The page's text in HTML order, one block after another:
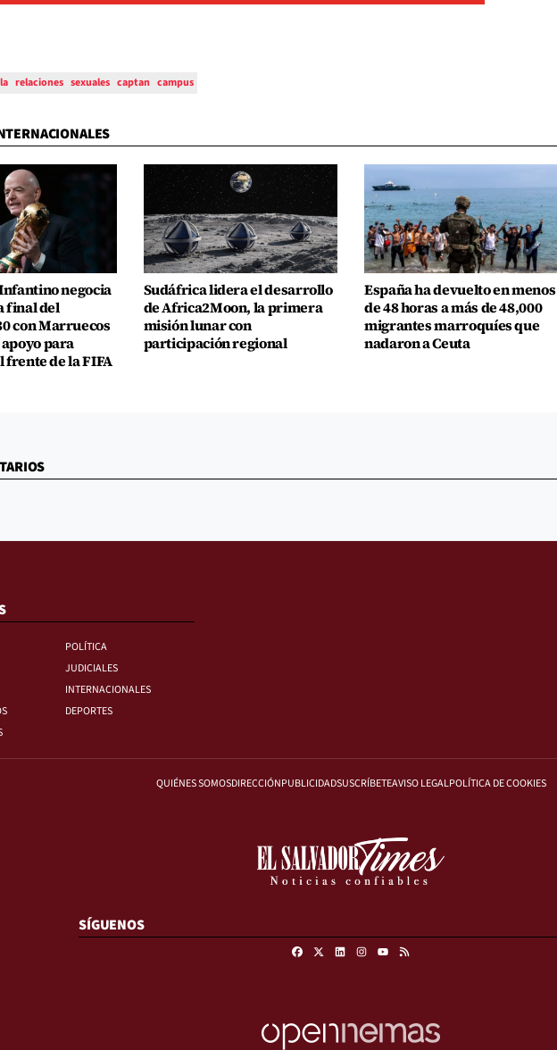
relaciones sexuales captan campus
negocia
final del
con Marruecos
para
de la FIFA
Sudáfrica lidera el desarrollo
de Africa2Moon, la primera
misión lunar con
participación regional
España ha devuelto en menos
de 48 horas a más de 48,000
migrantes marroquíes que
nadaron a Ceuta
POLÍTICA
JUDICIALES
INTERNACIONALES
DEPORTES
QUIÉNES SOMOSDIRECCIÓNPUBLICIDADSUSCRÍBETEAVISO LEGALPOLÍTICA DE COOKIES
SÍGUENOS
FacebookLinkedinInstagram